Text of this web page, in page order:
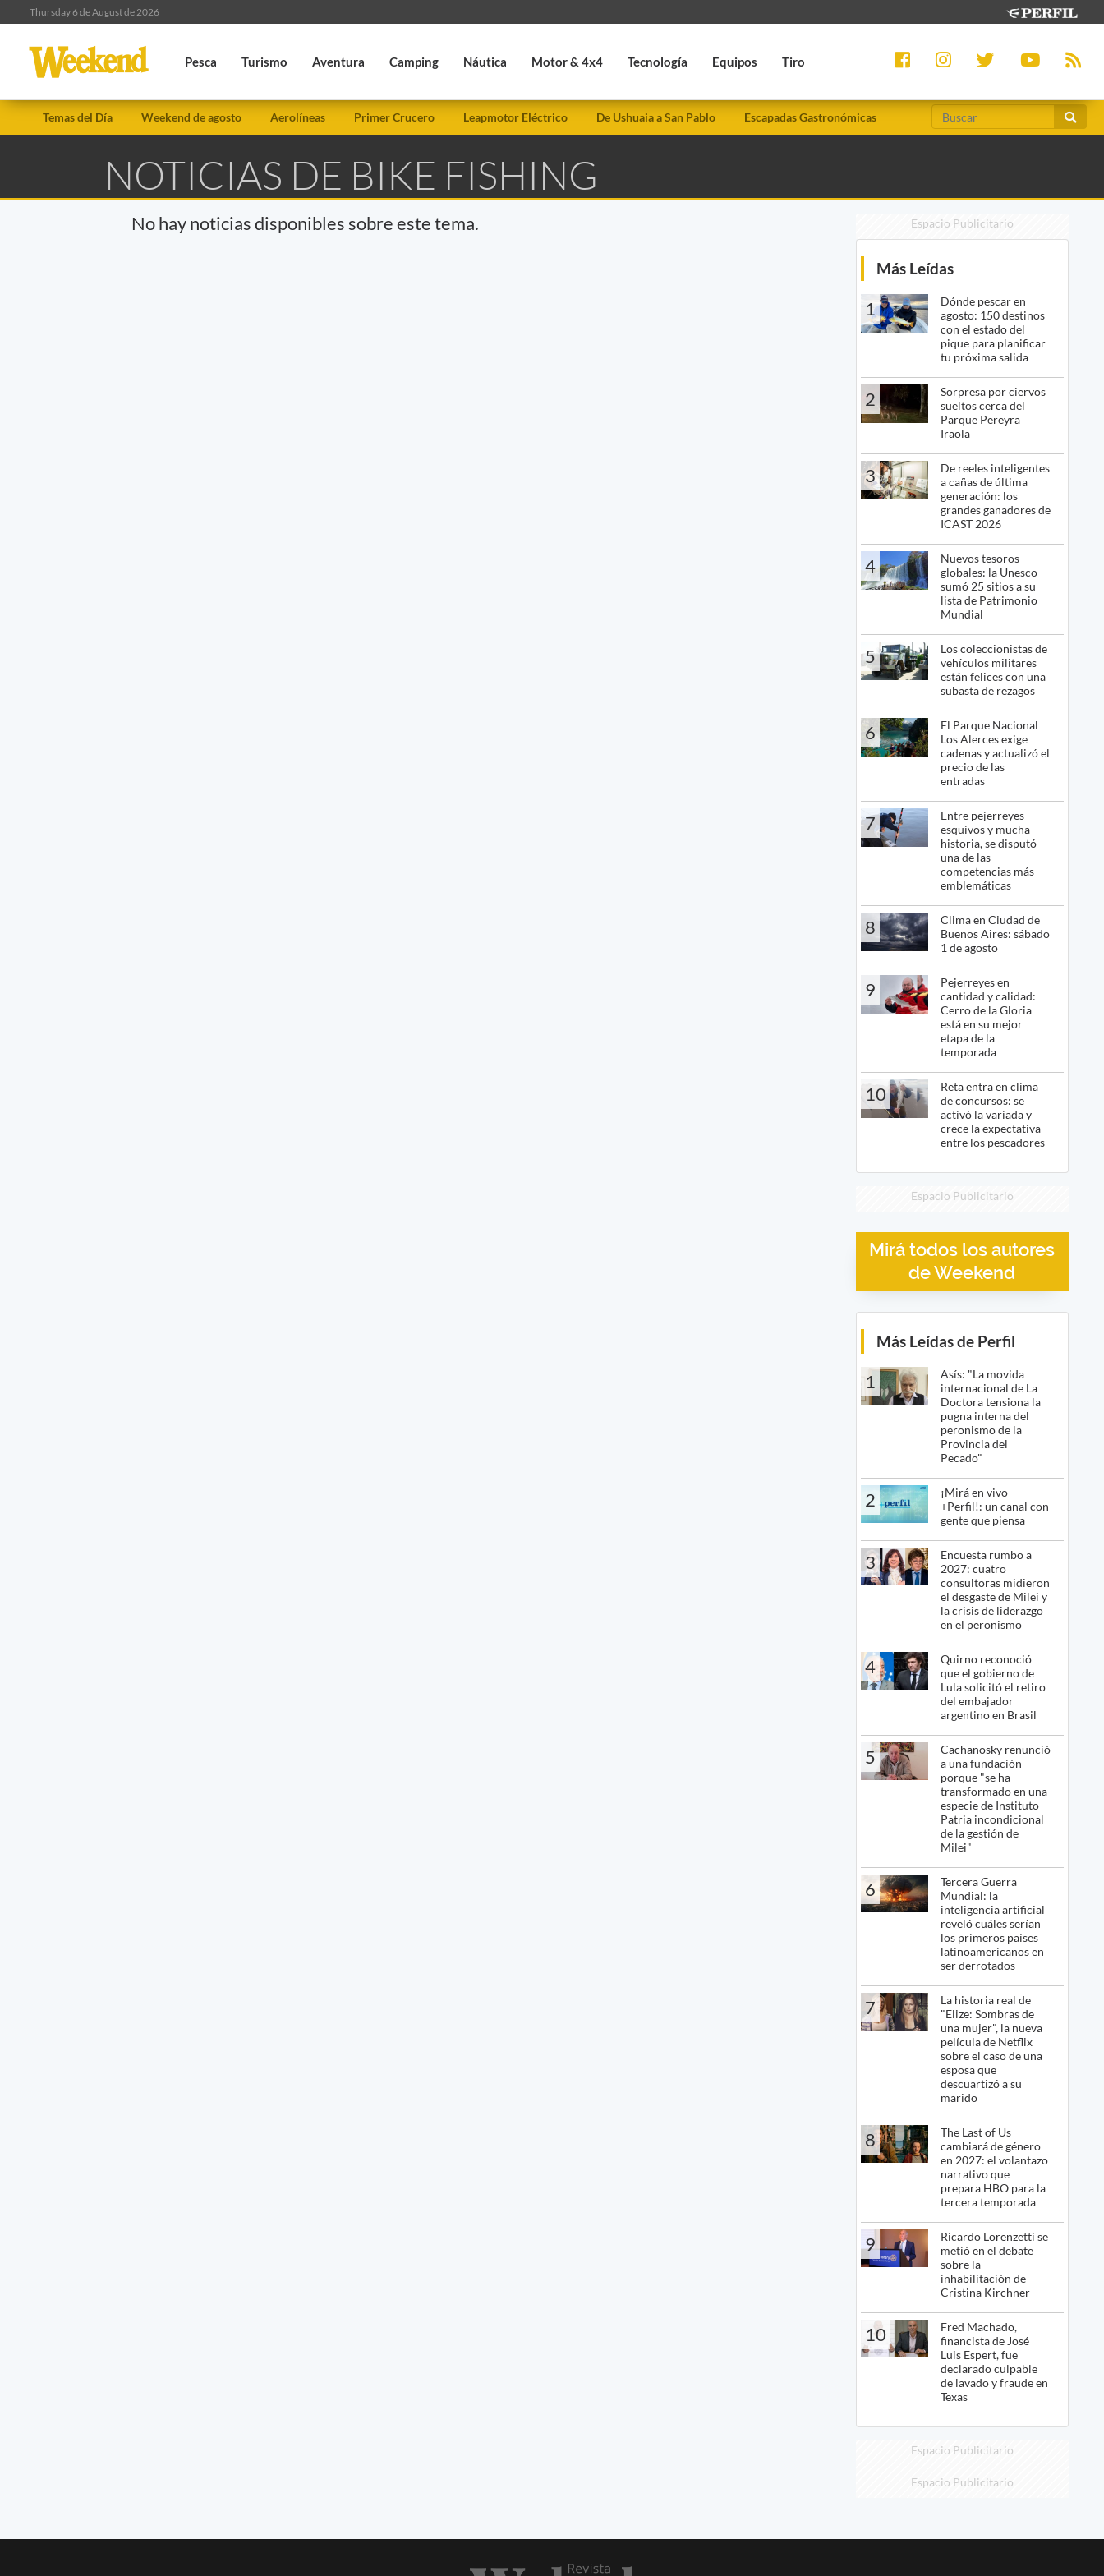
Thursday 6 de August de 2026
Pesca Turismo Aventura Camping Náutica Motor & 4x4 Tecnología Equipos Tiro
Temas del Día Weekend de agosto Aerolíneas Primer Crucero Leapmotor Eléctrico De Ushuaia a San Pablo Escapadas Gastronómicas
NOTICIAS DE BIKE FISHING
No hay noticias disponibles sobre este tema. Espacio Publicitario
Más Leídas
1
Dónde pescar en
agosto: 150 destinos
con el estado del
pique para planificar
tu próxima salida
2
Sorpresa por ciervos
sueltos cerca del
Parque Pereyra
Iraola
3
De reeles inteligentes
a cañas de última
generación: los
grandes ganadores de
ICAST 2026
4
Nuevos tesoros
globales: la Unesco
sumó 25 sitios a su
lista de Patrimonio
Mundial
5
Los coleccionistas de
vehículos militares
están felices con una
subasta de rezagos
6
El Parque Nacional
Los Alerces exige
cadenas y actualizó el
precio de las
entradas
7
Entre pejerreyes
esquivos y mucha
historia, se disputó
una de las
competencias más
emblemáticas
8
Clima en Ciudad de
Buenos Aires: sábado
1 de agosto
9
Pejerreyes en
cantidad y calidad:
Cerro de la Gloria
está en su mejor
etapa de la
temporada
10
Reta entra en clima
de concursos: se
activó la variada y
crece la expectativa
entre los pescadores
Espacio Publicitario
Mirá todos los autores
de Weekend
Más Leídas de Perfil
1
Asís: "La movida
internacional de La
Doctora tensiona la
pugna interna del
peronismo de la
Provincia del
Pecado"
2
¡Mirá en vivo
+Perfil!: un canal con
gente que piensa
3
Encuesta rumbo a
2027: cuatro
consultoras midieron
el desgaste de Milei y
la crisis de liderazgo
en el peronismo
4
Quirno reconoció
que el gobierno de
Lula solicitó el retiro
del embajador
argentino en Brasil
5
Cachanosky renunció
a una fundación
porque "se ha
transformado en una
especie de Instituto
Patria incondicional
de la gestión de
Milei"
6
Tercera Guerra
Mundial: la
inteligencia artificial
reveló cuáles serían
los primeros países
latinoamericanos en
ser derrotados
7
La historia real de
"Elize: Sombras de
una mujer", la nueva
película de Netflix
sobre el caso de una
esposa que
descuartizó a su
marido
8
The Last of Us
cambiará de género
en 2027: el volantazo
narrativo que
prepara HBO para la
tercera temporada
9
Ricardo Lorenzetti se
metió en el debate
sobre la
inhabilitación de
Cristina Kirchner
10
Fred Machado,
financista de José
Luis Espert, fue
declarado culpable
de lavado y fraude en
Texas
Espacio Publicitario
Espacio Publicitario